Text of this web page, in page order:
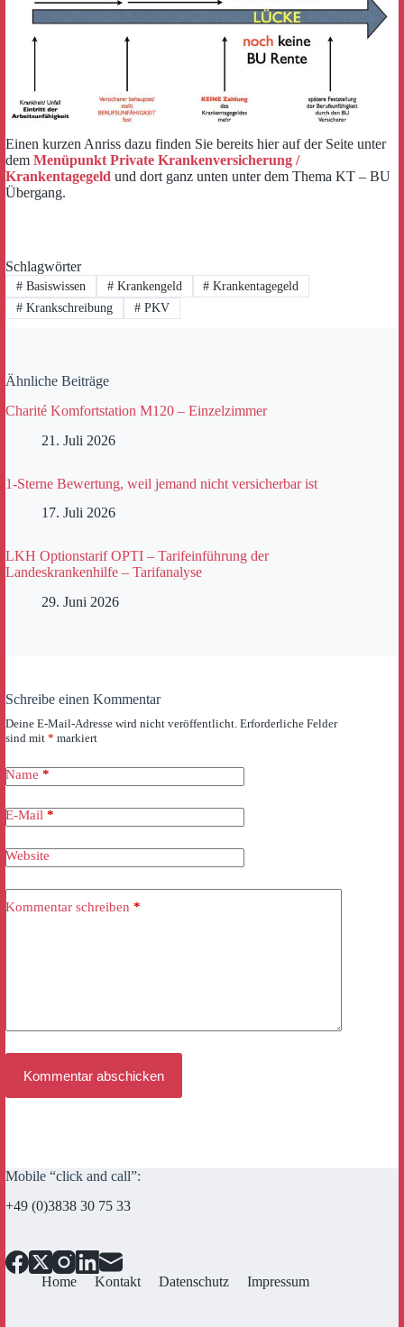
Einen kurzen Anriss dazu finden Sie bereits hier auf der Seite unter
dem Menüpunkt Private Krankenversicherung /
Krankentagegeld und dort ganz unten unter dem Thema KT – BU
Übergang.
Schlagwörter
#Basiswissen #Krankengeld # Krankentagegeld
#Krankschreibung #PKV
Ähnliche Beiträge
Charité Komfortstation M120 – Einzelzimmer
21. Juli 2026
1-Sterne Bewertung, weil jemand nicht versicherbar ist
17. Juli 2026
LKH Optionstarif OPTI – Tarifeinführung der
Landeskrankenhilfe – Tarifanalyse
29. Juni 2026
Schreibe einen Kommentar
Deine E-Mail-Adresse wird nicht veröffentlicht. Erforderliche Felder
sind mit * markiert
Name *
E-Mail *
Website
Kommentar schreiben *
Kommentar abschicken
Mobile “click and call”:
+49 (0)3838 30 75 33
Home Kontakt Datenschutz Impressum